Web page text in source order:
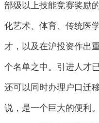
部级以上技能竞赛奖励
化艺术、体育、传统医
才，以及在沪投资作出
个名单之中。引进人才
还可以同时办理户口迁
说，是一个巨大的便利。